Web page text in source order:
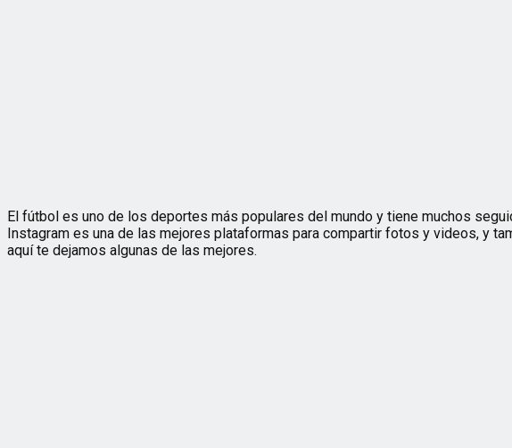
El fútbol es uno de los deportes más populares del mundo y tiene muchos
Instagram es una de las mejores plataformas para compartir fotos y videos, y
aquí te dejamos algunas de las mejores.